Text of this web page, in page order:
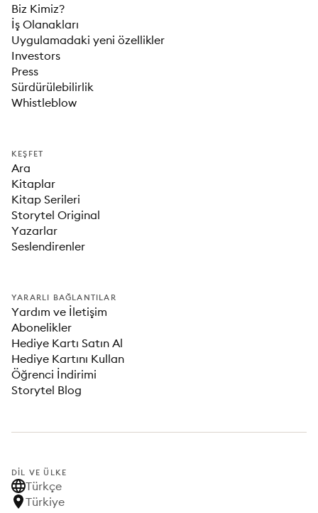
Biz Kimiz?
İş Olanakları
Uygulamadaki yeni özellikler
Investors
Press
Sürdürülebilirlik
Whistleblow
KEŞFET
Ara
Kitaplar
Kitap Serileri
Storytel Original
Yazarlar
Seslendirenler
YARARLI BAĞLANTILAR
Yardım ve İletişim
Abonelikler
Hediye Kartı Satın Al
Hediye Kartını Kullan
Öğrenci İndirimi
Storytel Blog
DIL VE ÜLKE
Türkçe
Türkiye